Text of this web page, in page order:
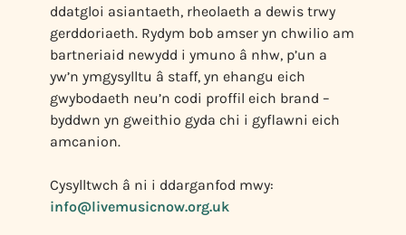
ddatgloi asiantaeth, rheolaeth a dewis trwy
gerddoriaeth. Rydym bob amser yn chwilio am
bartneriaid newydd i ymuno â nhw, p’un a
yw’n ymgysylltu â staff, yn ehangu eich
gwybodaeth neu’n codi proffil eich brand –
byddwn yn gweithio gyda chi i gyflawni eich
amcanion.
Cysylltwch â ni i ddarganfod mwy:
info@livemusicnow.org.uk